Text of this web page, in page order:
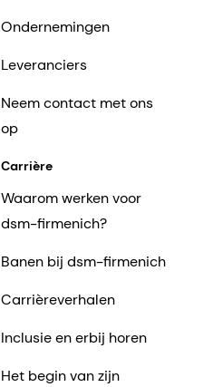
Ondernemingen
Leveranciers
Neem contact met ons
op
Carrière
Waarom werken voor
dsm-firmenich?
Banen bij dsm-firmenich
Carrièreverhalen
Inclusie en erbij horen
Het begin van zijn